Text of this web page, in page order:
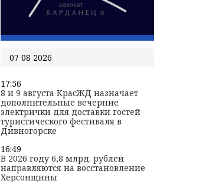
07 08 2026
17:56
8 и 9 августа КрасЖД назначает
дополнительные вечерние
электрички для доставки гостей
туристического фестиваля в
Дивногорске
16:49
В 2026 году 6,8 млрд. рублей
направляются на восстановление
Херсонщины